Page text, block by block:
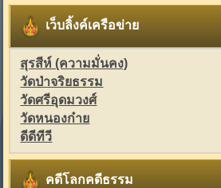
เว็บลิ้งค์เครือข่าย
สุรสีห์ (ความมั่นคง)
วัดป่าจริยธรรม
วัดศรีอุดมวงศ์
วัดหนองก๋าย
ดีดีทีวี
คดีโลกคดีธรรม